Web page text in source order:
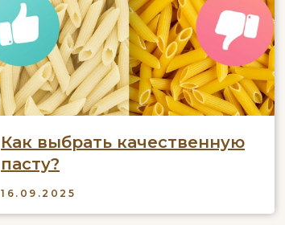
Как выбрать качественную
пасту?
16.09.2025